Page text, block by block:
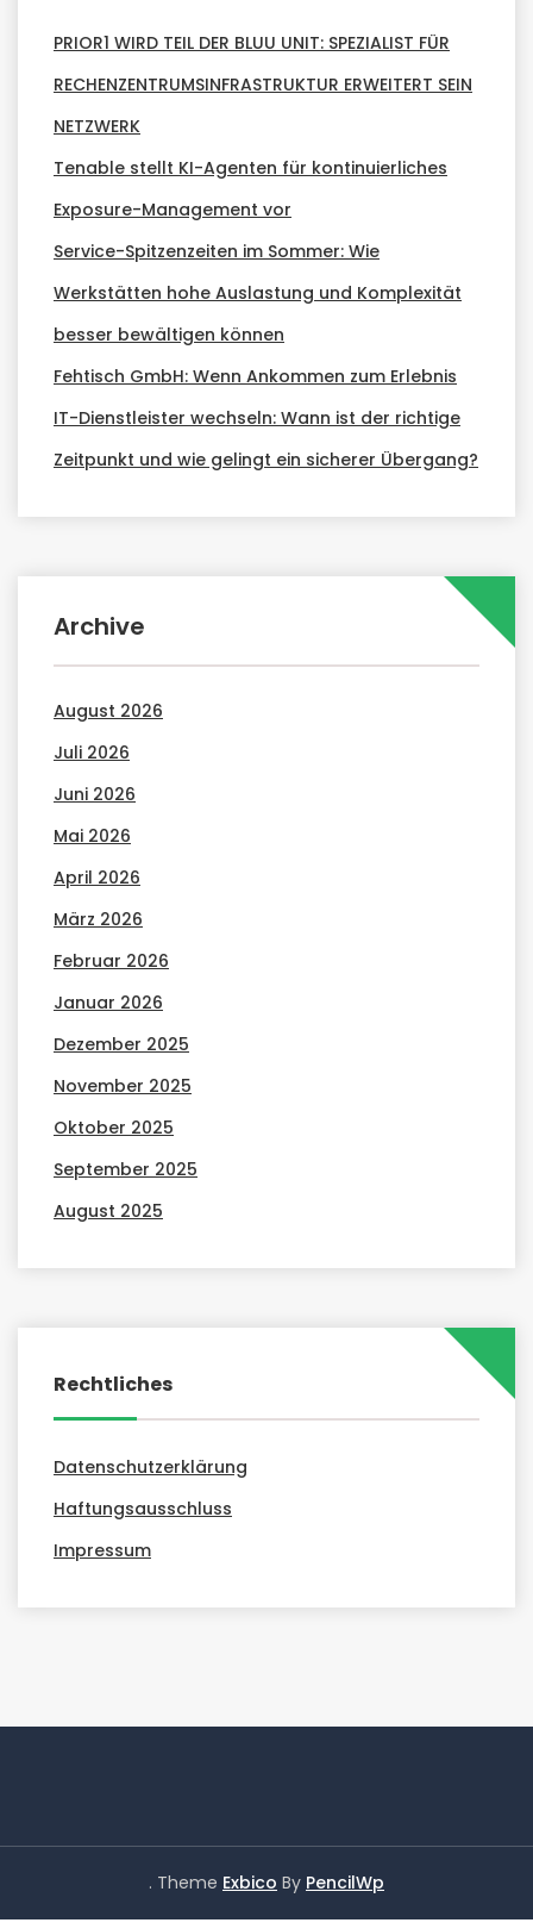
PRIOR1 WIRD TEIL DER BLUU UNIT: SPEZIALIST FÜR
RECHENZENTRUMSINFRASTRUKTUR ERWEITERT SEIN
NETZWERK
Tenable stellt KI-Agenten für kontinuierliches
Exposure-Management vor
Service-Spitzenzeiten im Sommer: Wie
Werkstätten hohe Auslastung und Komplexität
besser bewältigen können
Fehtisch GmbH: Wenn Ankommen zum Erlebnis
IT-Dienstleister wechseln: Wann ist der richtige
Zeitpunkt und wie gelingt ein sicherer Übergang?
Archive
August 2026
Juli 2026
Juni 2026
Mai 2026
April 2026
März 2026
Februar 2026
Januar 2026
Dezember 2025
November 2025
Oktober 2025
September 2025
August 2025
Rechtliches
Datenschutzerklärung
Haftungsausschluss
Impressum
. Theme Exbico By PencilWp